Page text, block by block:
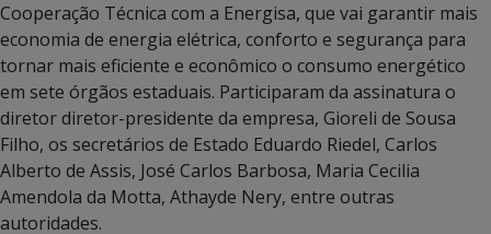
Cooperação Técnica com a Energisa, que vai garantir mais
economia de energia elétrica, conforto e segurança para
tornar mais eficiente e econômico o consumo energético
em sete órgãos estaduais. Participaram da assinatura o
diretor diretor-presidente da empresa, Gioreli de Sousa
Filho, os secretários de Estado Eduardo Riedel, Carlos
Alberto de Assis, José Carlos Barbosa, Maria Cecilia
Amendola da Motta, Athayde Nery, entre outras
autoridades.